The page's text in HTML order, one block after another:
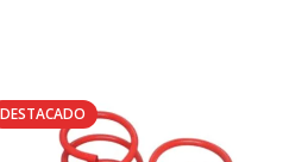
DESTACADO